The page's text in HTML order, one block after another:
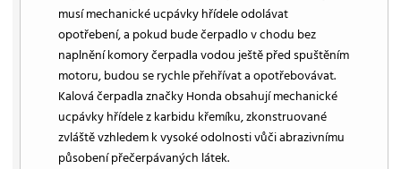
musí mechanické ucpávky hřídele odolávat
opotřebení, a pokud bude čerpadlo v chodu bez
naplnění komory čerpadla vodou ještě před spuštěním
motoru, budou se rychle přehřívat a opotřebovávat.
Kalová čerpadla značky Honda obsahují mechanické
ucpávky hřídele z karbidu křemíku, zkonstruované
zvláště vzhledem k vysoké odolnosti vůči abrazivnímu
působení přečerpávaných látek.